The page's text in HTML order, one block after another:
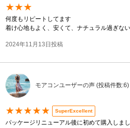
★★★
何度もリピートしてます
着け心地もよく、安くて、ナチュラル過ぎな
2024年11月13日投稿
モアコンユーザーの声 (投稿件数:6)
★★★★★ SuperExcellent
パッケージリニューアル後に初めて購入しまし